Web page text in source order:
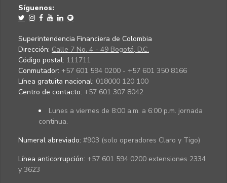
Síguenos:
Superintendencia Financiera de Colombia
Dirección: Calle 7 No. 4 - 49 Bogotá, D.C.
Código postal: 111711
Conmutador: +57 601 594 0200 - +57 601 350 8166
Línea gratuita nacional: 018000 120 100
Centro de contacto: +57 601 307 8042
Lunes a viernes de 8:00 a.m. a 6:00 p.m. jornada
continua.
Numeral abreviado: #903 (solo operadores Claro y Tigo)
Línea anticorrupción: +57 601 594 0200 extensiones 2334
y 3623